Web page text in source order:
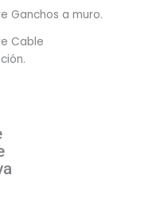
Ganchos a muro.
Cable